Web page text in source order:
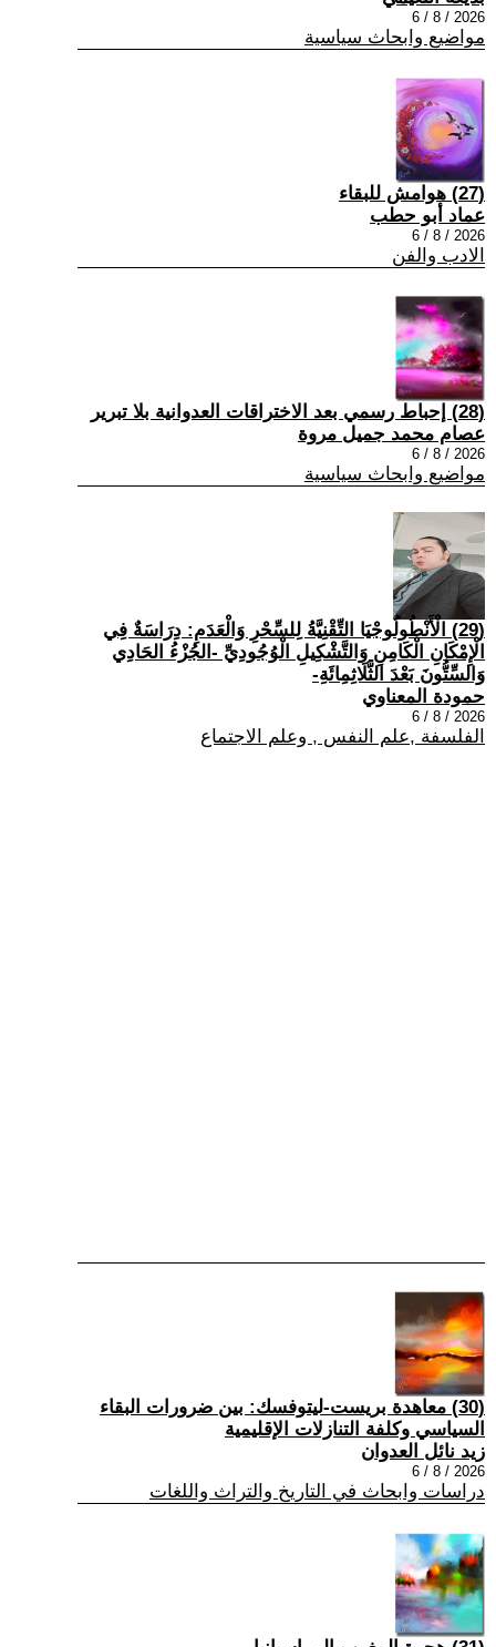
2026 / 8 / 6
مواضيع وابحاث سياسية
(27) هوامش للبقاء
عماد أبو حطب
2026 / 8 / 6
الادب والفن
(28) إحباط رسمي بعد الاختراقات العدوانية بلا تبرير
عصام محمد جميل مروة
2026 / 8 / 6
مواضيع وابحاث سياسية
(29) الْأَنْطُولُوجْيَا التِّقْنِيَّةُ لِلسِّحْرِ وَالْعَدَمِ: دِرَاسَةٌ فِي
الْإِمْكَانِ الْكَامِنِ وَالتَّشْكِيلِ الْوُجُودِيِّ -الجُزْءُ الحَادِي
وَالسِّتُّونَ بَعْدَ الثَّلَاثِمِائَةِ-
حمودة المعناوي
2026 / 8 / 6
الفلسفة ,علم النفس , وعلم الاجتماع
(30) معاهدة بريست-ليتوفسك: بين ضرورات البقاء
السياسي وكلفة التنازلات الإقليمية
زيد نائل العدوان
2026 / 8 / 6
دراسات وابحاث في التاريخ والتراث واللغات